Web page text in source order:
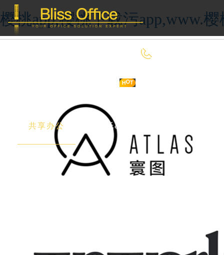
樱桃app,樱桃下载污app,www.
共享办公 委托&投放